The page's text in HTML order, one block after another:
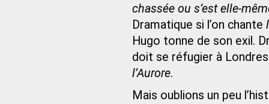
chassée ou s’est elle-
Dramatique si l’on chante
Hugo tonne de son exil.
doit se réfugier à
l’Aurore.
Mais oublions un peu